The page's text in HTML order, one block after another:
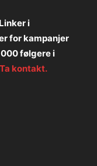
i
for kampanjer
følgere i
Ta kontakt.